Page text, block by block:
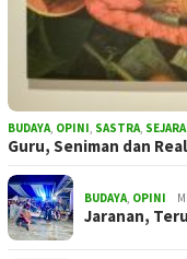
BUDAYA, OPINI, SASTRA,
Guru, Seniman dan
BUDAYA, OPINI
Jaranan,